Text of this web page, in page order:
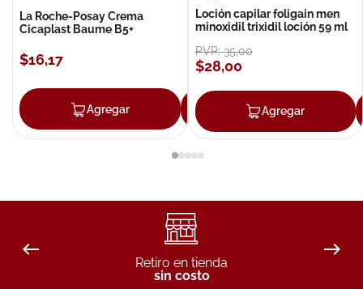
La Roche-Posay Crema
Cicaplast Baume B5+
$16,17
Agregar Agregar
Loción capilar foligain men
minoxidil trixidil loción 59 ml
PVP:35,00
$28,00
Agregar
Retiro en tienda
sin costo